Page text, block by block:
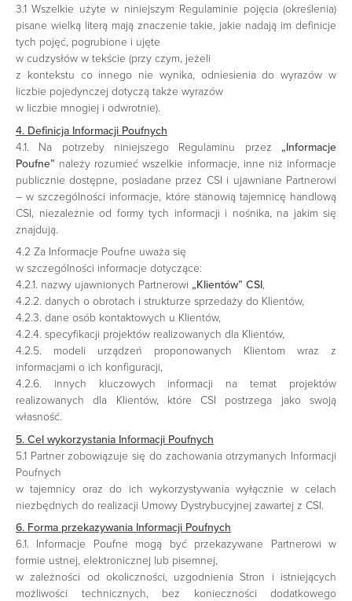
3.1 Wszelkie użyte w niniejszym Regulaminie pojęcia (określenia)
pisane wielką literą mają znaczenie takie, jakie nadają im definicje
tych pojęć, pogrubione i ujęte
w cudzysłów w tekście (przy czym, jeżeli
z kontekstu co innego nie wynika, odniesienia do wyrazów w
liczbie pojedynczej dotyczą także wyrazów
w liczbie mnogiej i odwrotnie).
4. Definicja Informacji Poufnych
4.1. Na potrzeby niniejszego Regulaminu przez „Informacje
Poufne” należy rozumieć wszelkie informacje, inne niż informacje
publicznie dostępne, posiadane przez CSI i ujawniane Partnerowi
– w szczególności informacje, które stanowią tajemnicę handlową
CSI, niezależnie od formy tych informacji i nośnika, na jakim się
znajdują.
4.2 Za Informacje Poufne uważa się
w szczególności informacje dotyczące:
4.2.1. nazwy ujawnionych Partnerowi „Klientów” CSI,
4.2.2. danych o obrotach i strukturze sprzedaży do Klientów,
4.2.3. dane osób kontaktowych u Klientów,
4.2.4. specyfikacji projektów realizowanych dla Klientów,
4.2.5. modeli urządzeń proponowanych Klientom wraz z
informacjami o ich konfiguracji,
4.2.6. innych kluczowych informacji na temat projektów
realizowanych dla Klientów, które CSI postrzega jako swoją
własność.
5. Cel wykorzystania Informacji Poufnych
5.1 Partner zobowiązuje się do zachowania otrzymanych Informacji
Poufnych
w tajemnicy oraz do ich wykorzystywania wyłącznie w celach
niezbędnych do realizacji Umowy Dystrybucyjnej zawartej z CSI.
6. Forma przekazywania Informacji Poufnych
6.1. Informacje Poufne mogą być przekazywane Partnerowi w
formie ustnej, elektronicznej lub pisemnej,
w zależności od okoliczności, uzgodnienia Stron i istniejących
możliwości technicznych, bez konieczności dodatkowego